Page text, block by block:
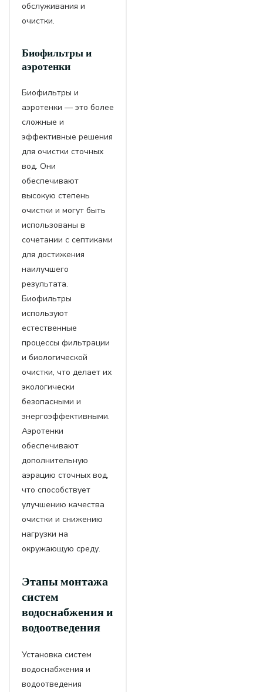
обслуживания и
очистки.
Биофильтры и
аэротенки
Биофильтры и
аэротенки — это более
сложные и
эффективные решения
для очистки сточных
вод. Они
обеспечивают
высокую степень
очистки и могут быть
использованы в
сочетании с септиками
для достижения
наилучшего
результата.
Биофильтры
используют
естественные
процессы фильтрации
и биологической
очистки, что делает их
экологически
безопасными и
энергоэффективными.
Аэротенки
обеспечивают
дополнительную
аэрацию сточных вод,
что способствует
улучшению качества
очистки и снижению
нагрузки на
окружающую среду.
Этапы монтажа
систем
водоснабжения и
водоотведения
Установка систем
водоснабжения и
водоотведения